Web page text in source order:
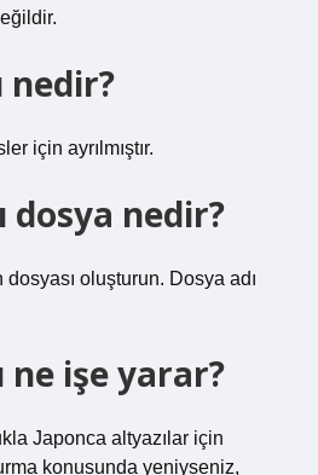
nedir?
için ayrılmıştır.
dosya nedir?
oluşturun. Dosya adı
ne işe yarar?
Japonca altyazılar için
konusunda yeniyseniz,